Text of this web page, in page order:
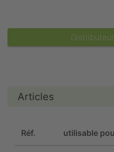
Articles
Réf. utilisable